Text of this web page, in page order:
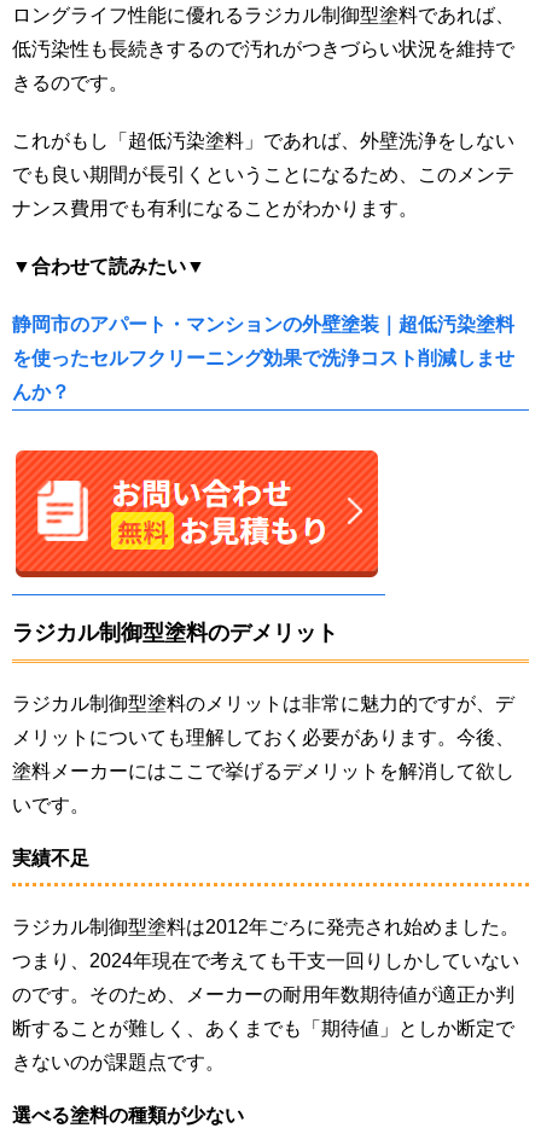
ロングライフ性能に優れるラジカル制御型塗料であれば、
低汚染性も長続きするので汚れがつきづらい状況を維持で
きるのです。
これがもし「超低汚染塗料」であれば、外壁洗浄をしない
でも良い期間が長引くということになるため、このメンテ
ナンス費用でも有利になることがわかります。
▼合わせて読みたい▼
静岡市のアパート・マンションの外壁塗装｜超低汚染塗料
を使ったセルフクリーニング効果で洗浄コスト削減しませ
んか？
ラジカル制御型塗料のデメリット
ラジカル制御型塗料のメリットは非常に魅力的ですが、デ
メリットについても理解しておく必要があります。今後、
塗料メーカーにはここで挙げるデメリットを解消して欲し
いです。
実績不足
ラジカル制御型塗料は2012年ごろに発売され始めました。
つまり、2024年現在で考えても干支一回りしかしていない
のです。そのため、メーカーの耐用年数期待値が適正か判
断することが難しく、あくまでも「期待値」としか断定で
きないのが課題点です。
選べる塗料の種類が少ない